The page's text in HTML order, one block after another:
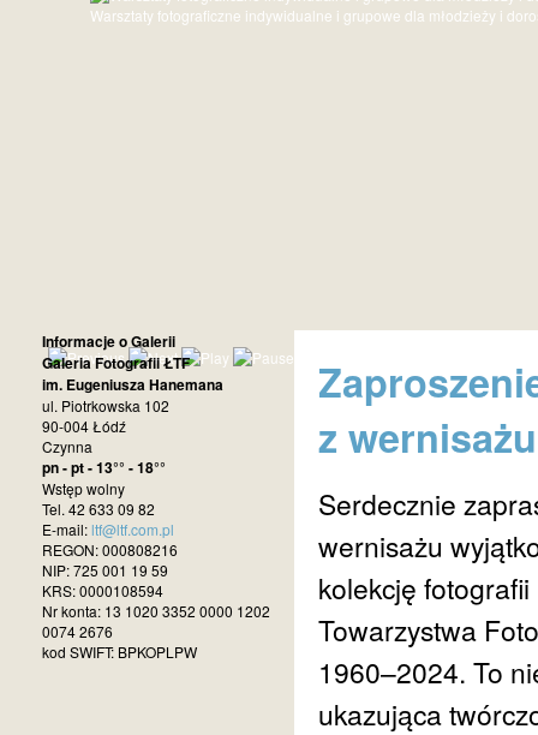
Warsztaty fotograficzne indywidualne i grupowe dla młodzieży i
z
Serdecznie
wernisażu
kolekcję
Towarzystwa
1960–2024. To
ukazująca
Informacje o Galerii
Galeria Fotografii ŁTF
im. Eugeniusza Hanemana
ul. Piotrkowska 102
90-004 Łódź
Czynna
pn - pt - 13°° - 18°°
Wstęp wolny
Tel. 42 633 09 82
E-mail:ltf@ltf.com.pl
REGON: 000808216
NIP: 725 001 19 59
KRS: 0000108594
Nr konta: 13 1020 3352 0000 1202
0074 2676
kod SWIFT: BPKOPLPW